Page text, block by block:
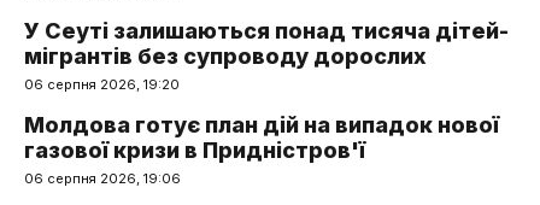
У Сеуті залишаються понад тисяча дітей-
мігрантів без супроводу дорослих
06 серпня 2026, 19:20
Молдова готує план дій на випадок нової
газової кризи в Придністров'ї
06 серпня 2026, 19:06